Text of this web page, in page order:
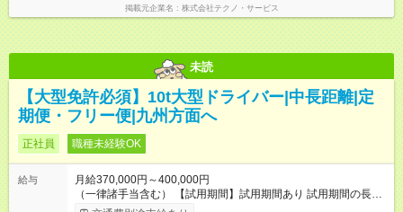
掲載元企業名 株式会社テクノ・サービス
未読
【大型免許必須】10t大型ドライバー|中長距離|定
期便・フリー便|九州方面へ
正社員 職種未経験OK
給与
月給370,000円～400,000円
（一律諸手当含む） 【試用期間】試用期間あり 試用期間の長
さ：3ヶ月 ※ 雇用形態と給与に、本採用時と異なる部分がありま